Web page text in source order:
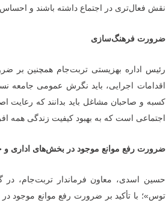
نقش فعال‌تری در اجتماع داشته باشند و
ضرورت فرهنگ‌سازی
رئیس اداره بهزیستی تربت‌جام همچنین بر
اقدامات اجرایی، باید نگرش عمومی جامعه
کسبه و صاحبان مشاغل باید بدانند که رعایت
اجتماعی است که به بهبود کیفیت زندگی همه
ضرورت رفع موانع موجود در بخش‌های اداری
حسین اسدی، معاون فرماندار تربت‌جام، در
توس»؛ با تأکید بر ضرورت رفع موانع